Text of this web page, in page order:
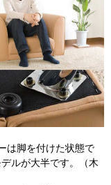
は脚を付けた状態で
ルが大半です。（木